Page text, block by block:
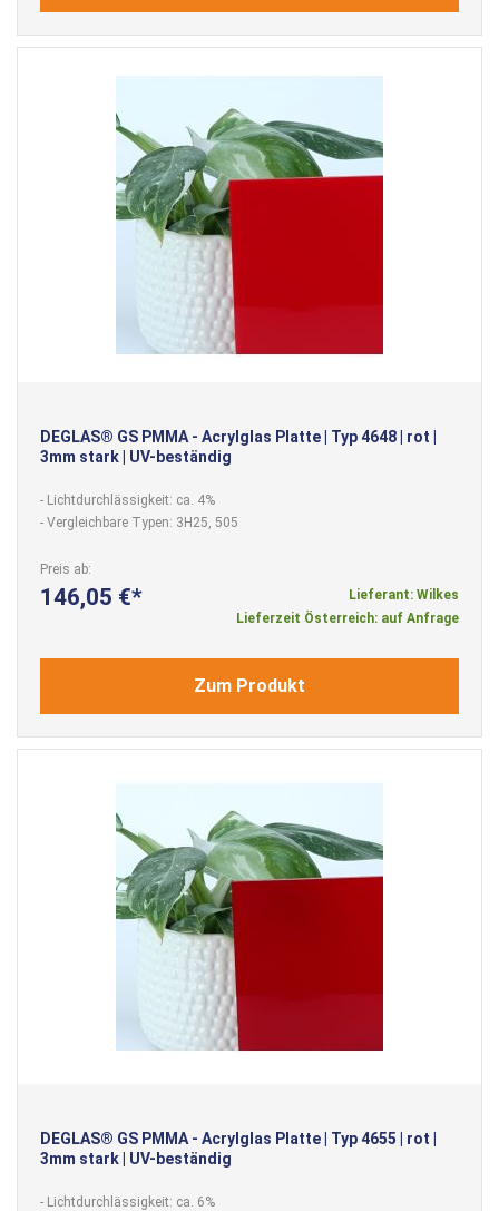
DEGLAS® GS PMMA - Acrylglas Platte | Typ 4648 | rot |
3mm stark | UV-beständig
- Lichtdurchlässigkeit: ca. 4%
- Vergleichbare Typen: 3H25, 505
Preis ab
146,05 €
Lieferant: Wilkes
Lieferzeit Österreich: auf Anfrage
Zum Produkt
DEGLAS® GS PMMA - Acrylglas Platte | Typ 4655 | rot |
3mm stark | UV-beständig
- Lichtdurchlässigkeit: ca. 6%